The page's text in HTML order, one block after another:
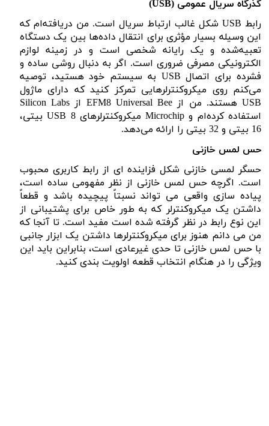
گذرگاه سریال عمومی (
USB
)
رابط USB شکل غالب ارتباط سریال است. من دریافته‌ام که
این وسیله بسیار مؤثری برای انتقال داده‌ها بین یک دستگاه
تعبیه‌شده و یک رایانه شخصی است و در زمینه لوازم
الکترونیکی مصرفی ضروری است. اگر به دنبال روشی ساده و
فشرده برای اتصال USB به سیستم خود هستید، توصیه
می‌کنم روی میکروکنترلرهایی تمرکز کنید که دارای ماژول
USBهستند. من از EFM8 Universal Bee از Silicon Labs
استفاده کرده‌ام و MicrochipمیکروکنترلرهایUSB 8بیتی،
16 بیتی و 32 بیتی را ارائه می‌دهد.
حس لمس خازنی
حسگر لمسی خازنی شکل فزاینده ای از رابط کاربری محبوب
است. اگرچه حس لمس خازنی از نظر مفهومی ساده است،
پیاده سازی واقعی می تواند نسبتاً پیچیده باشد و قطعاً
داشتن یک میکروکنترلر که به طور خاص برای پشتیبانی از
این نوع رابط در نظر گرفته شده است مفید است. تا آنجا که
من می دانم هنوز برای میکروکنترلرها داشتن یک ابزار جانبی
با حس لمس خازنی تا حدی غیرعادی است، بنابراین باید این
ویژگی را در هنگام انتخاب قطعه اولویت بندی کنید.